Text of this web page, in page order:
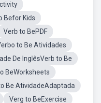
Befor Kids
Verb to BePDF
to Be Atividades
De InglêsVerb to Be
BeWorksheets
Be AtividadeAdaptada
Verg to BeExercise